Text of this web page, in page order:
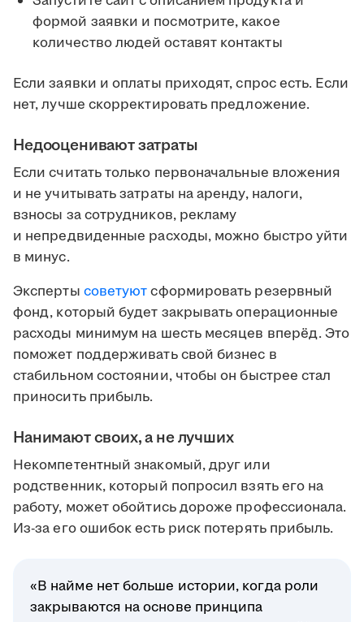
формой заявки и посмотрите, какое
количество людей оставят контакты
Если заявки и оплаты приходят, спрос есть. Если
нет, лучше скорректировать предложение.
Недооценивают затраты
Если считать только первоначальные вложения
и не учитывать затраты на аренду, налоги,
взносы за сотрудников, рекламу
и непредвиденные расходы, можно быстро уйти
в минус.
Эксперты советуютсформировать резервный
фонд, который будет закрывать операционные
расходы минимум на шесть месяцев вперёд. Это
поможет поддерживать свой бизнес в
стабильном состоянии, чтобы он быстрее стал
приносить прибыль.
Нанимают своих, а не лучших
Некомпетентный знакомый, друг или
родственник, который попросил взять его на
работу, может обойтись дороже профессионала.
Из-за его ошибок есть риск потерять прибыль.
«В найме нет больше истории, когда роли
закрываются на основе принципа